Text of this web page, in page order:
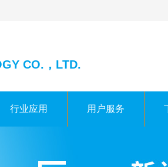
CO.，LTD.
行业应用 用户服务